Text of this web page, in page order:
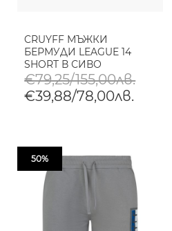
CRUYFF МЪЖКИ
БЕРМУДИ LEAGUE 14
SHORT В СИВО
€79,25/155,00лв.
€39,88/78,00лв.
50%